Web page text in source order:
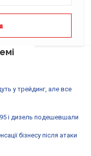
у трейдинг, але все
і дизель подешевшали
бізнесу після атаки